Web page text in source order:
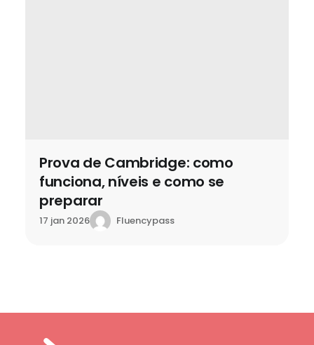
Prova de Cambridge: como
funciona, níveis e como se
preparar
17 jan 2026 Fluencypass